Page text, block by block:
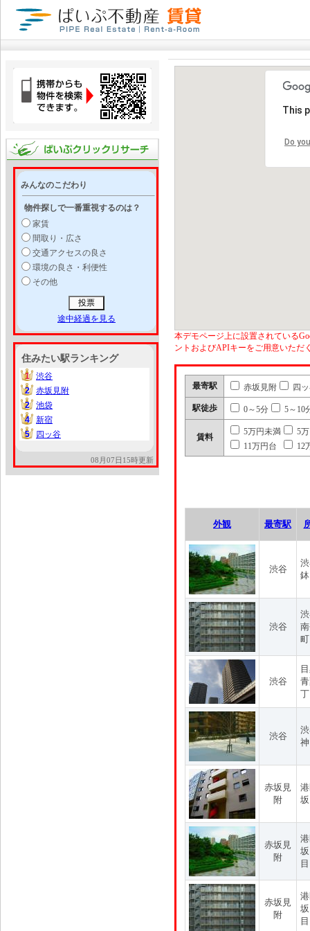
みんなのこだわり
物件探しで一番重視するのは？
家賃
間取り・広さ
交通アクセスの良さ
環境の良さ・利便性
その他
途中経過を見る
住みたい駅ランキング
1
1
渋谷
2
2
赤坂見附
2
2
池袋
4
4
新宿
5
5 四ッ谷
08月07日15時更新
This
Do
本デモページ上に設置されている
ントおよびAPIキーをご用意いただ
最寄駅 赤坂見附 四
駅徒歩 0～5分 5～10
賃料
5万円未満
5
11万円台
12
外観 最寄駅
渋谷
渋谷
渋谷
渋谷
赤坂見
附
赤坂見
附
目
赤坂見
附
目